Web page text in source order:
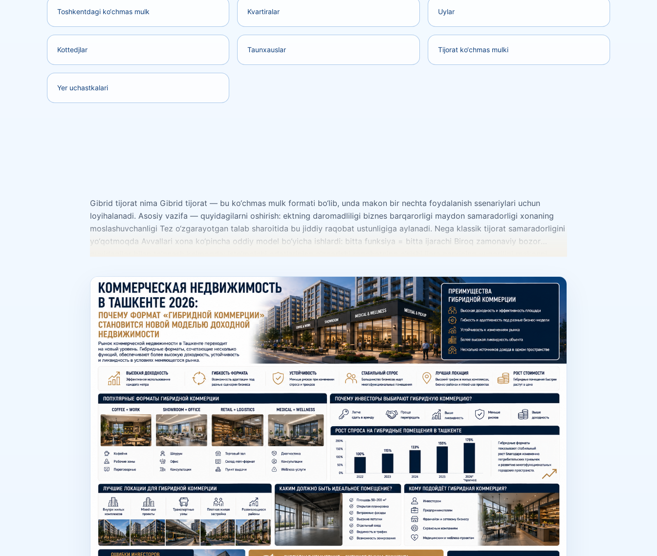
Gibrid tijorat nima Gibrid tijorat — bu ko‘chmas mulk formati bo‘lib, unda makon bir nechta foydalanish ssenariylari uchun
loyihalanadi. Asosiy vazifa — quyidagilarni oshirish: ektning daromadliligi biznes barqarorligi maydon samaradorligi xonaning
moslashuvchanligi Tez o‘zgarayotgan talab sharoitida bu jiddiy raqobat ustunligiga aylanadi. Nega klassik tijorat samaradorligini
yo‘qotmoqda Avvallari xona ko‘pincha oddiy model bo‘yicha ishlardi: bitta funksiya = bitta ijarachi Biroq zamonaviy bozor
beradigan xonalarni izlamoqda. Gibrid tijoratning qaysi formatlari eng talabgir Coffee + Work Eng tez o‘sayotgan formatlardan
biri. Makon quyidagilarni birlashtiradi: kofeynya ish zonalari uchrashuvlar mini muzokara xonalari Bunday obyektlar ayniqsa
zamonaviy JK va biznes-klasterlar yaqinida talabgir. Showroom + Office Quyidagilar uchun ommabop format: interyer dizayni
ko‘chmas mulk mebel fashion-segment premium retail Mijoz bir vaqtning o‘zida oladi: mahsulot namoyishi konsultatsiya biznes
uchun ish maydoni Retail + Logistics Zamonaviy do‘konlar tobora ko‘proq integratsiya qilmoqda: savdo nuqtasi mini-format
ombor buyurtmalarni topshirish punkti yetkazib berish Bu biznesning operatsion samaradorligini oshiradi. Medical + Wellness
Toshkentda tijorat ko‘chmas mulkining o‘sib borayotgan segmenti. Ayniqsa, quyidagilarni birlashtiradigan maydonlar talab
yuqori: diagnostika konsultatsiyalar wellness-servislar beauty-med yo‘nalishi Nega investorlar gibrid tijoratga faol qaray
boshladi Yuqoriroq likvidlik Bir nechta ssenariylar uchun foydalanish mumkin bo‘lgan bino: ijaraga berish osonroq qayta sotish
osonroq bozorga tezroq moslashtirish Talabdagi o‘zgarishlarga barqarorlik Agar biznesning bir formati pasayishni ko‘rsatsa,
binoni yangi foydalanish ssenariysiga moslab qayta qurish osonroq. Bu investitsiya xatarlarini kamaytiradi. Yuqoriroq
daromadlilik Gibrid maydonlar quyidagilarga imkon beradi: maydondan samaraliroq foydalanish mijozlar oqimini oshirish
qo‘shimcha monetizatsiya yaratish Qaysi binolar eng mos Eng ko‘p talab qilinadiganlari: 50–200 m² vitrinali fasadlar ochiq reja
yuqori shiftlar alohida kirish yaxshi vizual ko‘rinuvchanlik Bunday obyektlarni turli biznes-modellarga moslashtirish osonroq.
Nega location hanuzgacha kritik Hatto kuchli konsepsiya ham to‘g‘ri muhit bo‘lmasa yutqazadi. Ayniqsa istiqbolli: zamonaviy JK
ichidagi tijorat mixed-use loyihalar transport tugunlari zich turar-joy qurilishi rivojlanayotgan urban-hududlar Investorlar xatolari
Eng ko‘p uchraydigan: haddan tashqari tor ixtisoslashgan xonani sotib olish foydalanish ssenariylarini tahlil qilmaslik faqat
birinchi liniyani ortiqcha baholash hudud auditoriyasini sust baholash obyektning moslashuvchanligini e’tiborsiz qoldirish
Zamonaviy tijorat ko‘chmas mulkida moslashuvchanlik likvidlikning bir qismiga aylanmoqda. Toshkentda tijorat ko‘chmas mulk
bozori istiqbollari Ekspertlar quyidagilarga talab o‘sishini kutmoqda: gibrid makonlar mixed-use tijorat yangi avlod servis
formatlari ixcham multifunctional xonalar yuqori moslashuvchanlikka ega tijorat Aynan gibrid model Toshkentda tijorat ko‘chmas
mulkining yangi standarti bo‘lishi mumkin. Xulosa Toshkentda tijorat ko‘chmas mulki 2026 yilda asta-sekin «bitta xona — bitta
Toshkentdagi ko‘chmas mulk Kvartiralar Uylar
Kottedjlar Taunxauslar Tijorat ko‘chmas mulki
Yer uchastkalari